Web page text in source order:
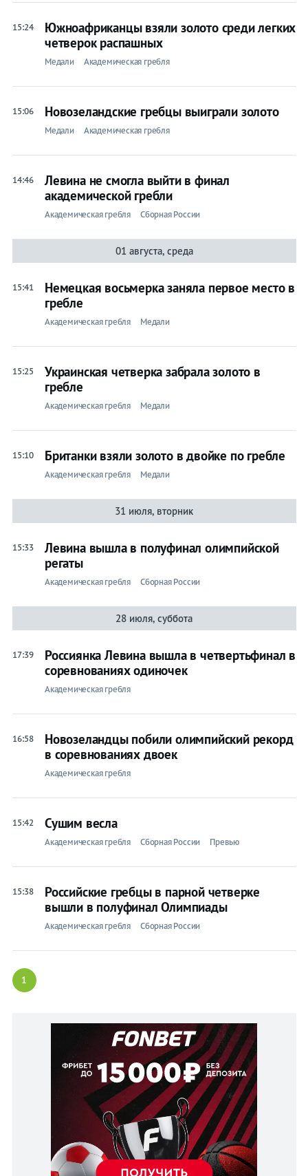
15:24
Южноафриканцы взяли золото среди легких
четверок распашных
Медали Академическая гребля
15:06 Новозеландские гребцы выиграли золото
Медали Академическая гребля
14:46
Левина не смогла выйти в финал
академической гребли
Академическая гребля Сборная России
01 августа, среда
15:41
Немецкая восьмерка заняла первое место в
гребле
Академическая гребля Медали
15:25
Украинская четверка забрала золото в
гребле
Академическая гребля Медали
15:10 Британки взяли золото в двойке по гребле
Академическая гребля Медали
31 июля, вторник
15:33
Левина вышла в полуфинал олимпийской
регаты
Академическая гребля Сборная России
28 июля, суббота
17:39
Россиянка Левина вышла в четвертьфинал в
соревнованиях одиночек
Академическая гребля
16:58
Новозеландцы побили олимпийский рекорд
в соревнованиях двоек
Академическая гребля
15:42 Сушим весла
Академическая гребля Сборная России Превью
15:38
Российские гребцы в парной четверке
вышли в полуфинал Олимпиады
Академическая гребля Сборная России
1